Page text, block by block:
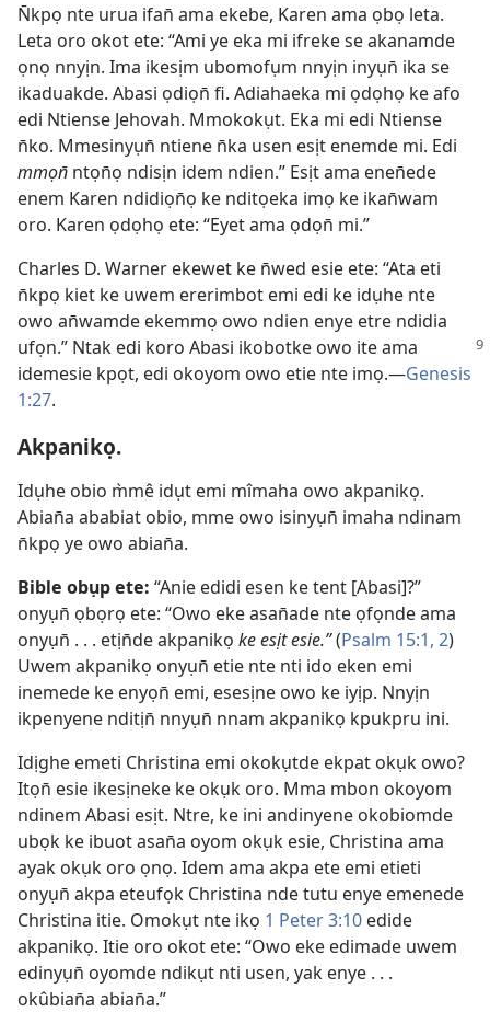
N̄kpọ nte urua ifan̄ ama ekebe, Karen ama ọbọ leta.
Leta oro okot ete: “Ami ye eka mi ifreke se akanamde
ọnọ nnyịn. Ima ikesịm ubomofụm nnyịn inyụn̄ ika se
ikaduakde. Abasi ọdiọn̄ fi. Adiahaeka mi ọdọhọ ke afo
edi Ntiense Jehovah. Mmokokụt. Eka mi edi Ntiense
n̄ko. Mmesinyụn̄ ntiene n̄ka usen esịt enemde mi. Edi
mmọn̄ ntọn̄ọ ndisịn idem ndien.” Esịt ama enen̄ede
enem Karen ndidiọn̄ọ ke nditọeka imọ ke ikan̄wam
oro. Karen ọdọhọ ete: “Eyet ama ọdọn̄ mi.”
Charles D. Warner ekewet ke n̄wed esie ete: “Ata eti
n̄kpọ kiet ke uwem ererimbot emi edi ke idụhe nte
owo an̄wamde ekemmọ owo ndien enye etre ndidia
ufọn.” Ntak edi koro Abasi ikobotke owo ite ama
idemesie kpọt, edi okoyom owo etie nte imọ.—Genesis
1:27.
Akpanikọ.
Idụhe obio m̀mê idụt emi mîmaha owo akpanikọ.
Abian̄a ababiat obio, mme owo isinyụn̄ imaha ndinam
n̄kpọ ye owo abian̄a.
Bible obụp ete: “Anie edidi esen ke tent [Abasi]?”
onyụn̄ ọbọrọ ete: “Owo eke asan̄ade nte ọfọnde ama
onyụn̄ . . . etịn̄de akpanikọ ke esịt esie.”(Psalm 15:1, 2)
Uwem akpanikọ onyụn̄ etie nte nti ido eken emi
inemede ke enyọn̄ emi, esesịne owo ke iyịp. Nnyịn
ikpenyene nditịn̄ nnyụn̄ nnam akpanikọ kpukpru ini.
Idịghe emeti Christina emi okokụtde ekpat okụk owo?
Itọn̄ esie ikesịneke ke okụk oro. Mma mbon okoyom
ndinem Abasi esịt. Ntre, ke ini andinyene okobiomde
ubọk ke ibuot asan̄a oyom okụk esie, Christina ama
ayak okụk oro ọnọ. Idem ama akpa ete emi etieti
onyụn̄ akpa eteufọk Christina nde tutu enye emenede
Christina itie. Omokụt nte ikọ 1 Peter 3:10 edide
akpanikọ. Itie oro okot ete: “Owo eke edimade uwem
edinyụn̄ oyomde ndikụt nti usen, yak enye . . .
okûbian̄a abian̄a.”